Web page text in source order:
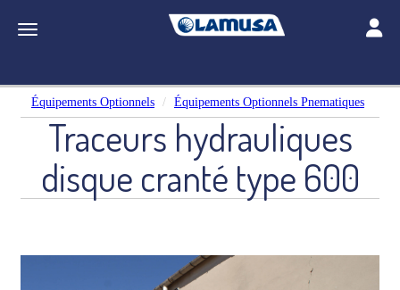
Toggle navigation
Équipements Optionnels Équipements Optionnels Pnematiques
Traceurs hydrauliques
disque cranté type 600